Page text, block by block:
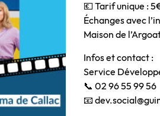
💶 Tarif unique :
Échanges avec
Maison de
Infos et contact :
Service
📞 02 96 55 99 56
📧